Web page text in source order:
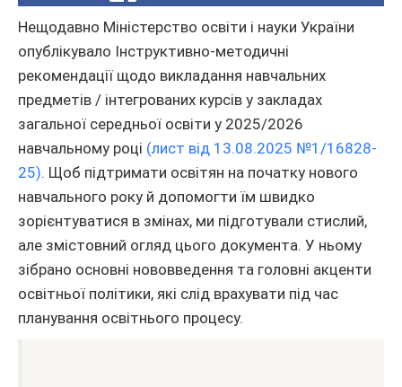
Нещодавно Міністерство освіти і науки України
опублікувало Інструктивно-методичні
рекомендації щодо викладання навчальних
предметів / інтегрованих курсів у закладах
загальної середньої освіти у 2025/2026
навчальному році (лист від 13.08.2025 №1/16828-
25). Щоб підтримати освітян на початку нового
навчального року й допомогти їм швидко
зорієнтуватися в змінах, ми підготували стислий,
але змістовний огляд цього документа. У ньому
зібрано основні нововведення та головні акценти
освітньої політики, які слід врахувати під час
планування освітнього процесу.